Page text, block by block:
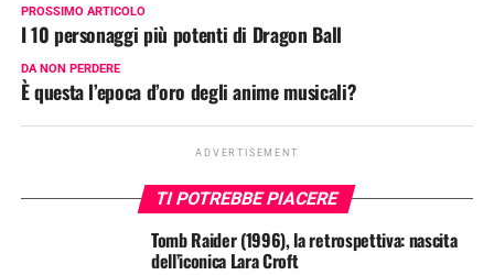
PROSSIMO ARTICOLO
I 10 personaggi più potenti di Dragon Ball
DA NON PERDERE
È questa l’epoca d’oro degli anime musicali?
ADVERTISEMENT
TI POTREBBE PIACERE
Tomb Raider (1996), la retrospettiva: nascita
dell’iconica Lara Croft